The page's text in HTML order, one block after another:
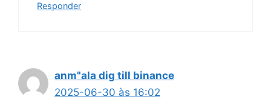
Responder
anm"ala dig till binance
2025-06-30 às 16:02